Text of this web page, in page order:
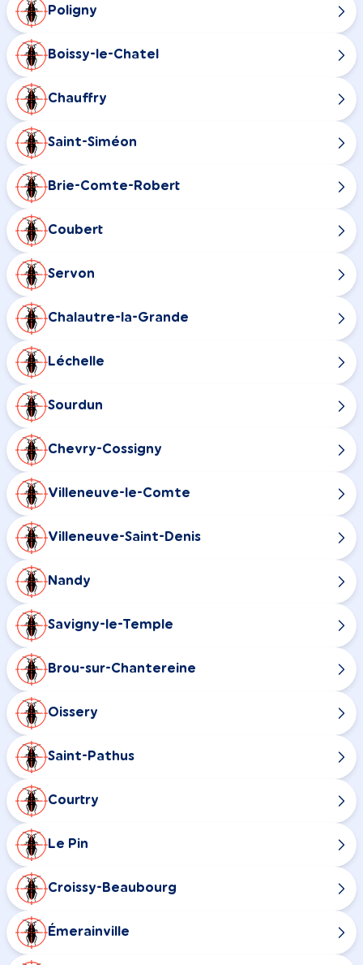
Poligny
Boissy-le-Chatel
Chauffry
Saint-Siméon
Brie-Comte-Robert
Coubert
Servon
Chalautre-la-Grande
Léchelle
Sourdun
Chevry-Cossigny
Villeneuve-le-Comte
Villeneuve-Saint-Denis
Nandy
Savigny-le-Temple
Brou-sur-Chantereine
Oissery
Saint-Pathus
Courtry
Le Pin
Croissy-Beaubourg
Émerainville